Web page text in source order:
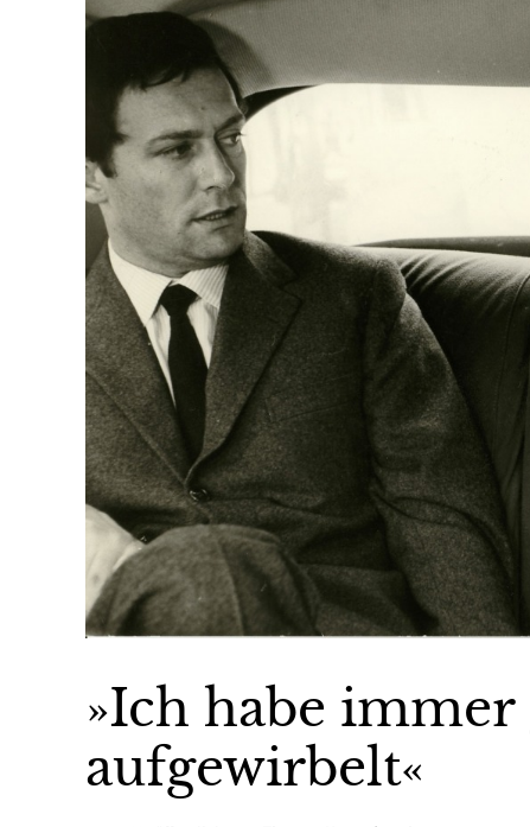
»Ich habe
aufgewirbelt«